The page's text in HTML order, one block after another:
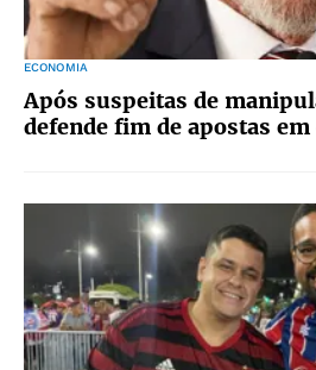
ECONOMIA
Após suspeitas de
defende fim de apostas em